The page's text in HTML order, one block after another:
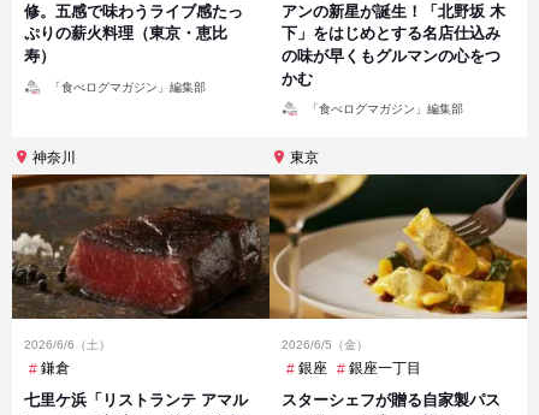
修。五感で味わうライブ感たっ
ぷりの薪火料理（東京・恵比
寿）
「食べログマガジン」編集部
アンの新星が誕生！「北野坂 木
下」をはじめとする名店仕込み
の味が早くもグルマンの心をつ
かむ
「食べログマガジン」編集部
神奈川
2026/6/6（土）
鎌倉
七里ケ浜「リストランテ アマル
東京
2026/6/5（金）
銀座 銀座一丁目
スターシェフが贈る自家製パス